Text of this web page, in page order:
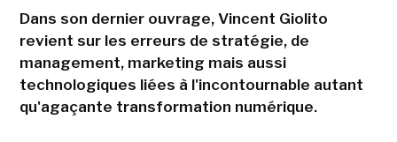
Dans son dernier ouvrage, Vincent Giolito
revient sur les erreurs de stratégie, de
management, marketing mais aussi
technologiques liées à l'incontournable autant
qu'agaçante transformation numérique.